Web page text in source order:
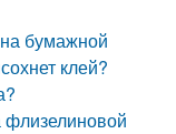
бумажной
клей?
флизелиновой